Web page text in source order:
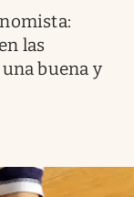
las
buena y